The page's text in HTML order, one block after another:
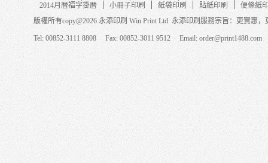
2014月暦福字掛暦
小冊子印刷 紙袋印刷 貼紙印刷
便條紙
版權所有copy@2026 永添印刷 Win Print Ltd. 永添印刷服務宗旨：更實惠
Tel: 00852-3111 8808 Fax: 00852-3011 9512 Email: order@print1488.com